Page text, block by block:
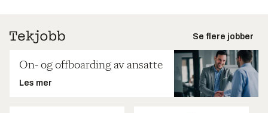
Se flere jobber
On- og offboarding av ansatte
Les mer